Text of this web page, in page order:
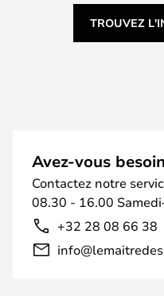
TROUVEZ
Avez-vous
Contactez notre
08.30 - 16.00
+32 28 08 66 38